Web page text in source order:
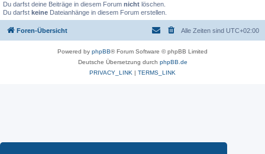
Du darfst deine Beiträge in diesem Forum nicht löschen.
Du darfst keine Dateianhänge in diesem Forum erstellen.
Foren-Übersicht Alle Zeiten sind UTC+02:00
Powered by phpBB® Forum Software © phpBB Limited
Deutsche Übersetzung durch phpBB.de
PRIVACY_LINK | TERMS_LINK